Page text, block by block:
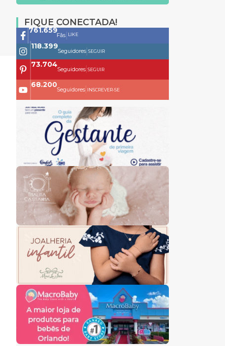
FIQUE CONECTADA!
761.659
Fãs LIKE
118.399
Seguidores| SEGUIR
73.704
Seguidores| SEGUIR
68.200
Seguidores| INSCREVER-SE